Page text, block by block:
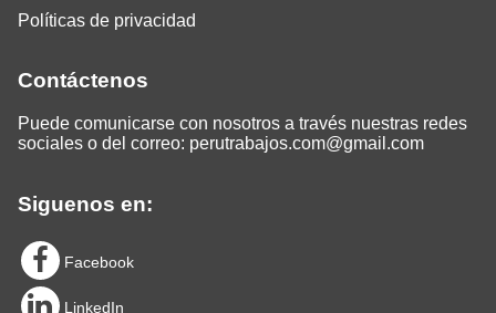
Políticas de privacidad
Contáctenos
Puede comunicarse con nosotros a través nuestras redes
sociales o del correo: perutrabajos.com@gmail.com
Siguenos en:
Facebook
LinkedIn